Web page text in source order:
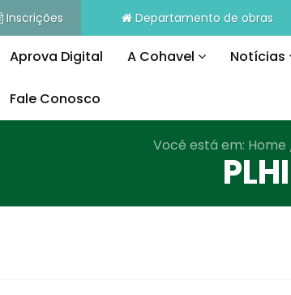
Inscrições Departamento de obras
Aprova Digital A Cohavel Notícias
Fale Conosco
Você está em: Home